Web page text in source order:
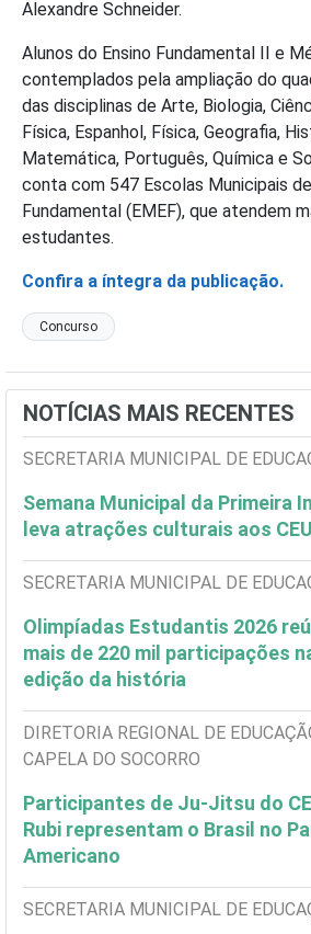
Alexandre Schneider.
Alunos do Ensino Fundamental II e
contemplados pela ampliação do
das disciplinas de Arte, Biologia,
Física, Espanhol, Física, Geografia,
Matemática, Português, Química e
conta com 547 Escolas Municipais
Fundamental (EMEF), que atendem
estudantes.
Confira a íntegra da publicação.
Concurso
NOTÍCIAS MAIS RECENTES
SECRETARIA MUNICIPAL DE
Semana Municipal da Primeira
leva atrações culturais aos
SECRETARIA MUNICIPAL DE
Olimpíadas Estudantis 2026
mais de 220 mil participações
edição da história
DIRETORIA REGIONAL DE
CAPELA DO SOCORRO
Participantes de Ju-Jitsu do
Rubi representam o Brasil no
Americano
SECRETARIA MUNICIPAL DE